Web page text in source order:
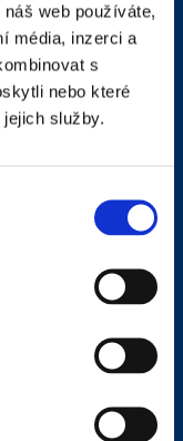
web používáte,
média, inzerci a
s
nebo které
služby.